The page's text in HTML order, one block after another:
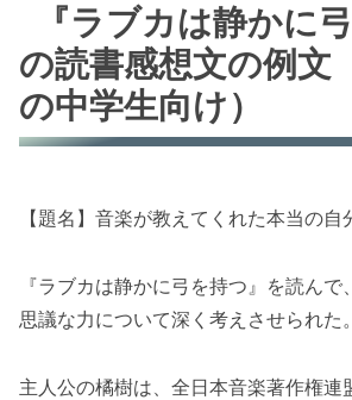
『ラブカは静かに
の読書感想文の例文
の中学生向け）
【題名】音楽が教えてくれた本当の自
『ラブカは静かに弓を持つ』を読ん
思議な力について深く考えさせられた。
主人公の橘樹は、全日本音楽著作権連